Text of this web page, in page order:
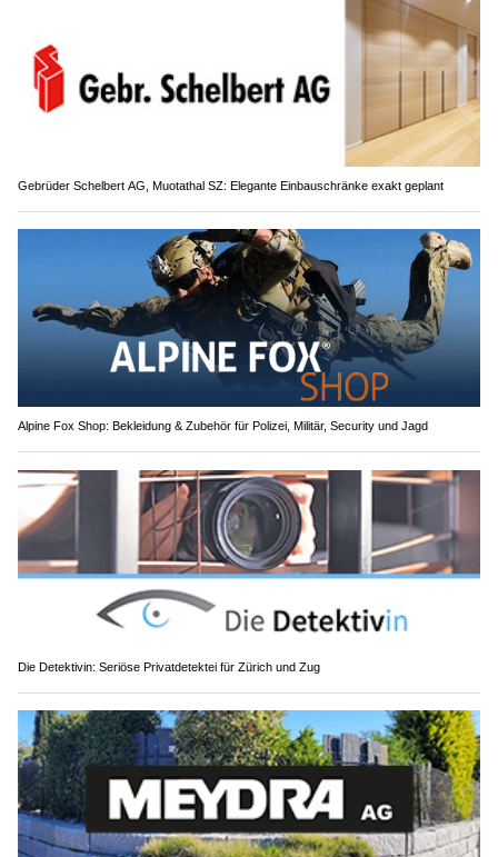
Gebrüder Schelbert AG, Muotathal SZ: Elegante Einbauschränke exakt geplant
Alpine Fox Shop: Bekleidung & Zubehör für Polizei, Militär, Security und Jagd
Die Detektivin: Seriöse Privatdetektei für Zürich und Zug